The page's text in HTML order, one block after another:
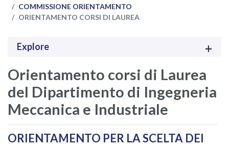
COMMISSIONE ORIENTAMENTO
ORIENTAMENTO CORSI DI LAUREA
Explore
Orientamento corsi di Laurea
del Dipartimento di Ingegneria
Meccanica e Industriale
ORIENTAMENTO PER LA SCELTA DEI